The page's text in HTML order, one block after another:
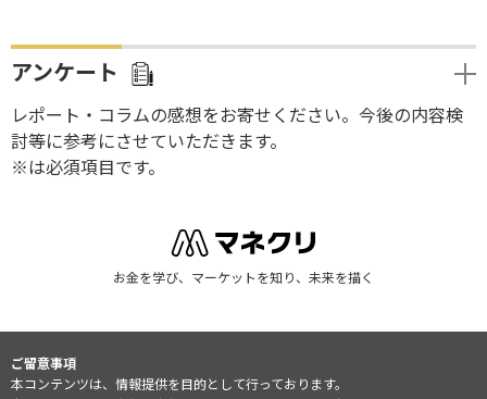
アンケート
レポート・コラムの感想をお寄せください。今後の内容検
討等に参考にさせていただきます。
※は必須項目です。
お金を学び、マーケットを知り、未来を描く
ご留意事項
本コンテンツは、情報提供を目的として行っております。